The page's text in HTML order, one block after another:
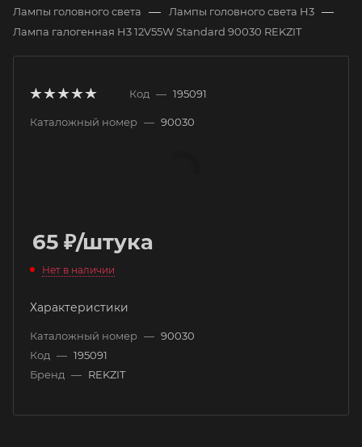
Лампы головного света — Лампы головного света H3 —
Лампа галогенная H3 12V55W Standard 90030 REKZIT
Код — 195091
Каталожный номер — 90030
65 ₽/штука
Нет в наличии
Характеристики
Каталожный номер — 90030
Код — 195091
Бренд — REKZIT